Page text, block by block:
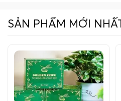
SẢN PHẨM MỚI NHẤT